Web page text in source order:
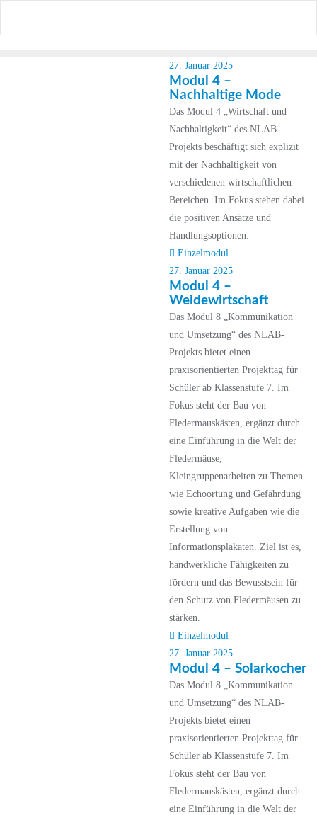
27. Januar 2025
Modul 4 –
Nachhaltige Mode
Das Modul 4 „Wirtschaft und
Nachhaltigkeit“ des NLAB-
Projekts beschäftigt sich explizit
mit der Nachhaltigkeit von
verschiedenen wirtschaftlichen
Bereichen. Im Fokus stehen dabei
die positiven Ansätze und
Handlungsoptionen.
Einzelmodul
27. Januar 2025
Modul 4 –
Weidewirtschaft
Das Modul 8 „Kommunikation
und Umsetzung“ des NLAB-
Projekts bietet einen
praxisorientierten Projekttag für
Schüler ab Klassenstufe 7. Im
Fokus steht der Bau von
Fledermauskästen, ergänzt durch
eine Einführung in die Welt der
Fledermäuse,
Kleingruppenarbeiten zu Themen
wie Echoortung und Gefährdung
sowie kreative Aufgaben wie die
Erstellung von
Informationsplakaten. Ziel ist es,
handwerkliche Fähigkeiten zu
fördern und das Bewusstsein für
den Schutz von Fledermäusen zu
stärken.
Einzelmodul
27. Januar 2025
Modul 4 – Solarkocher
Das Modul 8 „Kommunikation
und Umsetzung“ des NLAB-
Projekts bietet einen
praxisorientierten Projekttag für
Schüler ab Klassenstufe 7. Im
Fokus steht der Bau von
Fledermauskästen, ergänzt durch
eine Einführung in die Welt der